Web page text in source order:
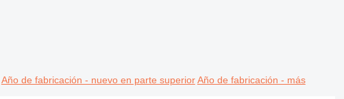
Año de fabricación - nuevo en parte superior Año de fabricación - más